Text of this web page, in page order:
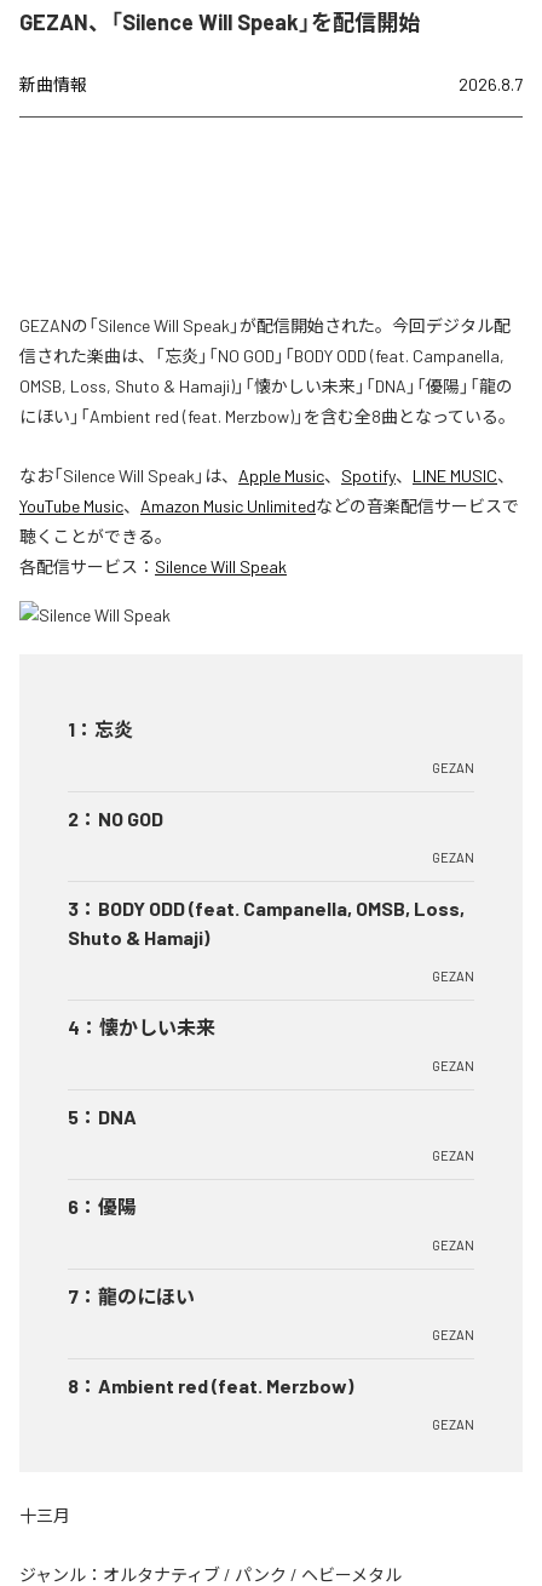
GEZAN、「Silence Will Speak」を配信開始
新曲情報 2026.8.7
GEZANの「Silence Will Speak」が配信開始された。今回デジタル配
信された楽曲は、「忘炎」「NO GOD」「BODY ODD (feat. Campanella,
OMSB, Loss, Shuto & Hamaji)」「懐かしい未来」「DNA」「優陽」「龍の
にほい」「Ambient red (feat. Merzbow)」を含む全8曲となっている。
なお「Silence Will Speak 」は、 Apple Music、 Spotify、 LINE MUSIC、
YouTube Music、 Amazon Music Unlimitedなどの音楽配信サービスで
聴くことができる。
各配信サービス： Silence Will Speak
1 ： 忘炎
GEZAN
2 ： NO GOD
GEZAN
3 ： BODY ODD (feat. Campanella, OMSB, Loss,
Shuto & Hamaji)
GEZAN
4 ： 懐かしい未来
GEZAN
5 ： DNA
GEZAN
6 ： 優陽
GEZAN
7 ： 龍のにほい
GEZAN
8 ： Ambient red (feat. Merzbow)
GEZAN
十三月
ジャンル： オルタナティブ / パンク / ヘビーメタル